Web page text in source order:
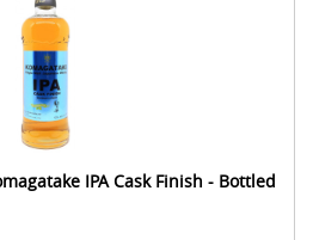
IPA Cask Finish - Bottled